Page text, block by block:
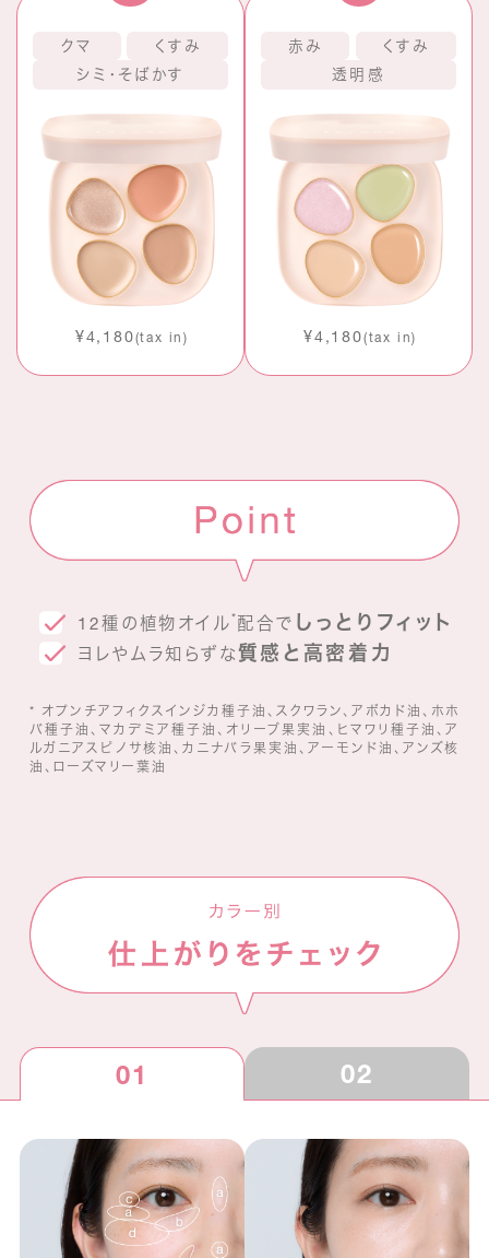
クマ
くすみ
シミ・そばかす
¥4,180(tax in)
赤み
くすみ
透明感
¥4,180(tax in)
12種の植物オイル*配合で しっとりフィット
ヨレやムラ知らずな質感と高密着力
* オプンチアフィクスインジカ種子油、スクワラン、アボカド油、ホホ
バ種子油、マカデミア種子油、オリーブ果実油、ヒマワリ種子油、ア
ルガニアスピノサ核油、カニナバラ果実油、アーモンド油、アンズ核
油、ローズマリー葉油
01 02